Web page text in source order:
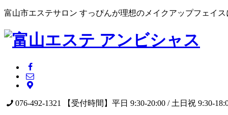
富山市エステサロン すっぴんが理想のメイクアップフェイス
076-492-1321 【受付時間】平日 9:30-20:00 / 土日祝 9:30-